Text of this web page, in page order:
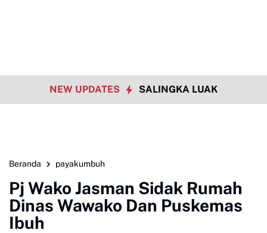
NEW UPDATES SALINGKA LUAK
Beranda payakumbuh
Pj Wako Jasman Sidak Rumah
Dinas Wawako Dan Puskemas
Ibuh